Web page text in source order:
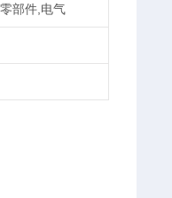
部件,电气